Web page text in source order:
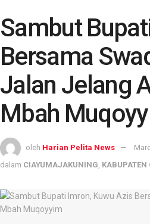
Sambut
Bersama
Jalan Jelang
Mbah
oleh Harian Pelita News
dalam CIAYUMAJAKUNING, KABUPATEN